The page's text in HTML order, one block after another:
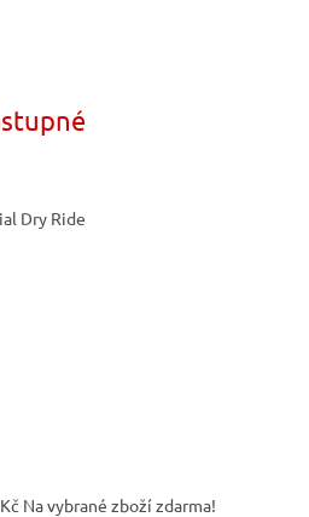
Dry Ride
Na vybrané zboží zdarma!